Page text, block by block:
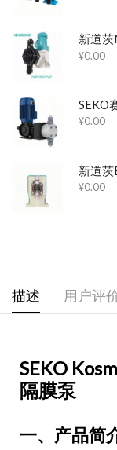
新道
¥0.00
¥0.00
新道
¥0.00
描述 用户评
SEKO
隔膜泵
一、产品简